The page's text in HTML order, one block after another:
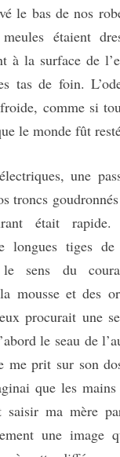
le bas de nos
étaient
à la surface de
tas de foin.
comme si
le monde fût
une
troncs
était rapide.
longues tiges
le sens du
la mousse et des
procurait une
le seau de
me prit sur son
que les mains
ma mère
une image